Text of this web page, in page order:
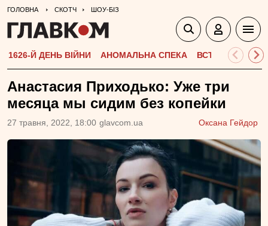
ГОЛОВНА СКОТЧ ШОУ-БІЗ
1626-Й ДЕНЬ ВІЙНИ АНОМАЛЬНА СПЕКА ВСТУПНА
Анастасия Приходько: Уже три
месяца мы сидим без копейки
27 травня, 2022, 18:00 glavcom.ua Оксана Гейдор